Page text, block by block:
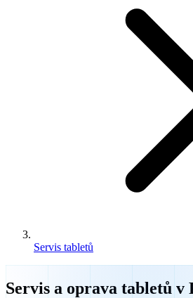
Servis tabletů
Servis a oprava tabletů v